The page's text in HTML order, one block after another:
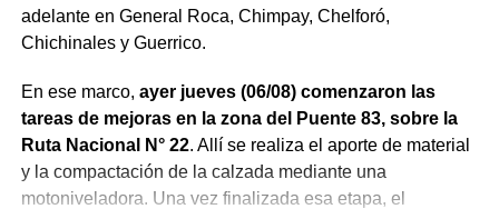
adelante en General Roca, Chimpay, Chelforó,
Chichinales y Guerrico.
En ese marco, ayer jueves (06/08) comenzaron las
tareas de mejoras en la zona del Puente 83, sobre la
Ruta Nacional N° 22. Allí se realiza el aporte de material
y la compactación de la calzada mediante una
motoniveladora. Una vez finalizada esa etapa, el